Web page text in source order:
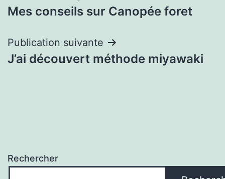
de
l’article
Mes conseils sur Canopée foret
Publication suivante
J’ai découvert méthode miyawaki
Rechercher